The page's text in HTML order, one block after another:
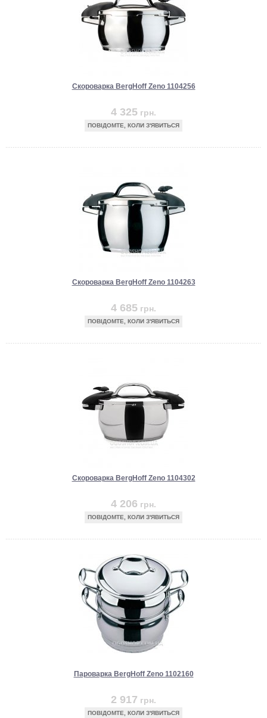
Скороварка BergHoff Zeno 1104256
4 325 грн.
ПОВІДОМТЕ, КОЛИ З'ЯВИТЬСЯ
Скороварка BergHoff Zeno 1104263
4 685 грн.
ПОВІДОМТЕ, КОЛИ З'ЯВИТЬСЯ
Скороварка BergHoff Zeno 1104302
4 206 грн.
ПОВІДОМТЕ, КОЛИ З'ЯВИТЬСЯ
Пароварка BergHoff Zeno 1102160
2 917 грн.
ПОВІДОМТЕ, КОЛИ З'ЯВИТЬСЯ